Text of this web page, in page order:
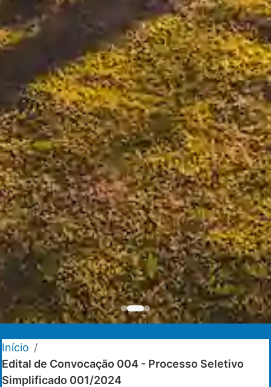
Início /
Edital de Convocação 004 - Processo Seletivo
Simplificado 001/2024